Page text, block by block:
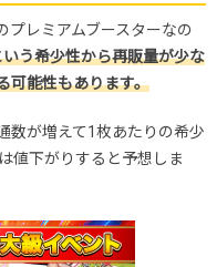
プレミアムブースターなの
う希少性から再販量が少な
可能性もあります。
数が増えて1枚あたりの希少
値下がりすると予想しま